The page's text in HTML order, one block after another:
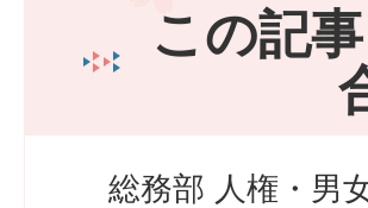
この記
総務部 人権・男